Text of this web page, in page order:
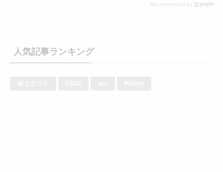
Recommended by
人気記事ランキング